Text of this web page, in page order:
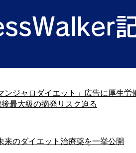
ンジャロダイエット」広告に厚生
級の摘発リスク迫る
のダイエット治療薬を一挙公開